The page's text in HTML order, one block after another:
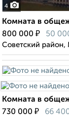
4
Комната в
800 000 ₽ 50
Советский район,
Комната в
730 000 ₽ 66